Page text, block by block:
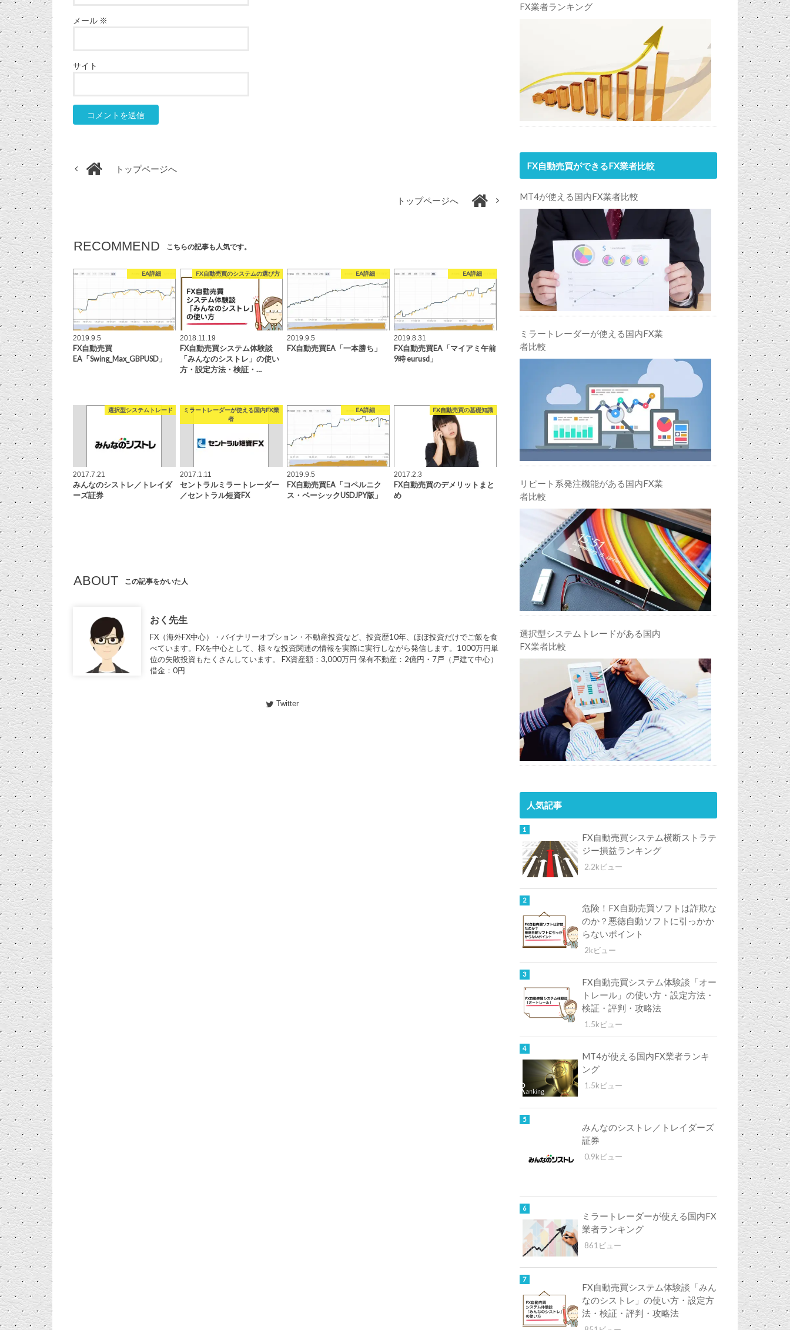
メール ※
サイト
トップページへ
トップページへ
RECOMMEND こちらの記事も人気です。
EA詳細
2019.9.5
FX自動売買
EA「Swing_Max_GBPUSD」
FX自動売買のシステムの選び方
2018.11.19
FX自動売買システム体験談
「みんなのシストレ」の使い
方・設定方法・検証・…
EA詳細
2019.9.5
FX自動売買EA「一本勝ち」
EA詳細
2019.8.31
FX自動売買EA「マイアミ午前
9時 eurusd」
選択型システムトレード
2017.7.21
みんなのシストレ／トレイダ
ーズ証券
ミラートレーダーが使える国内FX業
者
2017.1.11
セントラルミラートレーダー
／セントラル短資FX
EA詳細
2019.9.5
FX自動売買EA「コペルニク
ス・ベーシックUSDJPY版」
FX自動売買の基礎知識
2017.2.3
FX自動売買のデメリットまと
め
ABOUT この記事をかいた人
おく先生
FX（海外FX中心）・バイナリーオプション・不動産投資など、投資歴10年、ほぼ投資だけでご飯を食
べています。FXを中心として、様々な投資関連の情報を実際に実行しながら発信します。1000万円単
位の失敗投資もたくさんしています。 FX資産額：3,000万円 保有不動産：2億円・7戸（戸建て中心）
借金：0円
Twitter
FX業者ランキング
FX自動売買ができるFX業者比較
MT4が使える国内FX業者比較
ミラートレーダーが使える国内FX業
者比較
リピート系発注機能がある国内FX業
者比較
選択型システムトレードがある国内
FX業者比較
人気記事
FX自動売買システム横断ストラテ
ジー損益ランキング
2.2kビュー
危険！FX自動売買ソフトは詐欺な
のか？悪徳自動ソフトに引っかか
らないポイント
2kビュー
FX自動売買システム体験談「オー
トレール」の使い方・設定方法・
検証・評判・攻略法
1.5kビュー
MT4が使える国内FX業者ランキ
ング
1.5kビュー
みんなのシストレ／トレイダーズ
証券
0.9kビュー
ミラートレーダーが使える国内FX
業者ランキング
861ビュー
FX自動売買システム体験談「みん
なのシストレ」の使い方・設定方
法・検証・評判・攻略法